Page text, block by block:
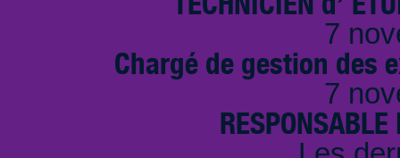
7
Chargé de gestion des
7